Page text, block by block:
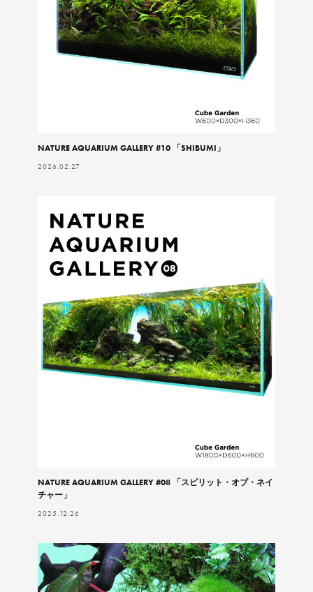
NATURE AQUARIUM GALLERY #10 「SHIBUMI」
2026.02.27
NATURE AQUARIUM GALLERY #08 「スピリット・オブ・ネイ
チャー」
2025.12.26